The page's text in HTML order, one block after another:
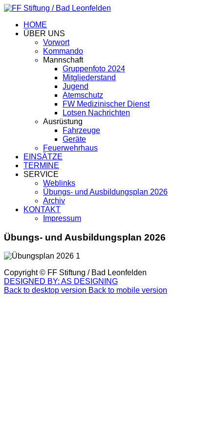
HOME
ÜBER UNS
Vorwort
Kommando
Mannschaft
Gruppenfoto 2024
Mitgliederstand
Jugend
Atemschutz
FW Medizinischer Dienst
Lotsen Nachrichten
Ausrüstung
Fahrzeuge
Geräte
Feuerwehrhaus
EINSÄTZE
TERMINE
SERVICE
Weblinks
Übungs- und Ausbildungsplan 2026
Archiv
KONTAKT
Impressum
Übungs- und Ausbildungsplan 2026
Copyright © FF Stiftung / Bad Leonfelden
DESIGNED BY: AS DESIGNING
Back to desktop version Back to mobile version